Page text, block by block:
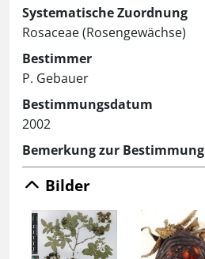
Systematische Zuordnung
Rosaceae (Rosengewächse)
Bestimmer
P. Gebauer
Bestimmungsdatum
2002
Bemerkung zur Bestimmung
Bilder